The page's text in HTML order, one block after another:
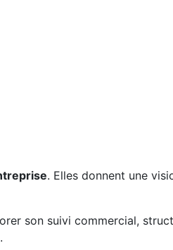
. Elles donnent une
son suivi commercial,